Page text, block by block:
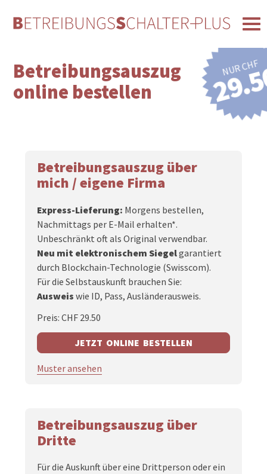
Betreibungsauszug
online bestellen
NUR CHF
Betreibungsauszug über
mich / eigene Firma
Express-Lieferung: Morgens bestellen,
Nachmittags per E-Mail erhalten*.
Unbeschränkt oft als Original verwendbar.
Neu mit elektronischem Siegelgarantiert
durch Blockchain-Technologie (Swisscom).
Für die Selbstauskunft brauchen Sie:
Ausweis wie ID, Pass, Ausländerausweis.
Preis: CHF 29.50
JETZT ONLINE BESTELLEN
Muster ansehen
Betreibungsauszug über
Dritte
Für die Auskunft über eine Drittperson oder ein